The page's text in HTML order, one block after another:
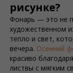
рисунке?
Фонарь — это не
художественном
тепло и свет,
вечера. Осенний
красиво
листвы с мягким